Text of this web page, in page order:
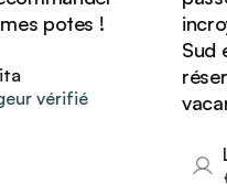
potes !
vérifié
Sud